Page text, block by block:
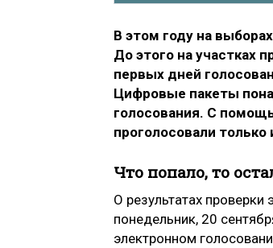
В этом году на
До этого на участках
первых дней
Цифровые пакеты
голосования. С
проголосовали
Что попало, то
О результатах
понедельник, 20
электронном